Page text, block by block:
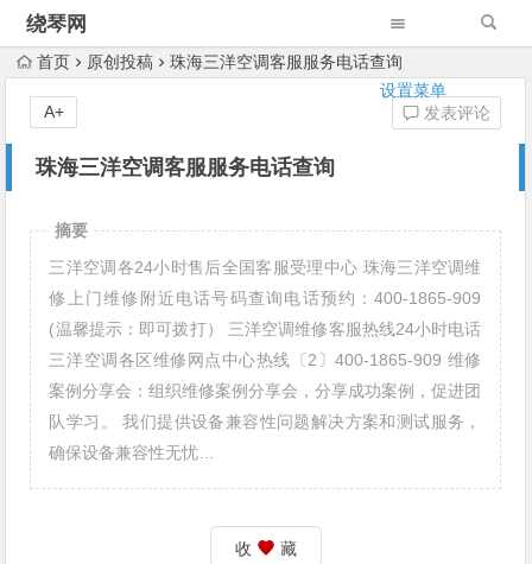
绕琴网
设置菜单
首页 原创投稿 珠海三洋空调客服服务电话查询
珠海三洋空调客服服务电话查询
发表评论
A+
摘要
三洋空调各24小时售后全国客服受理中心 珠海三洋空调维
修上门维修附近电话号码查询电话预约：400-1865-909
(温馨提示：即可拨打） 三洋空调维修客服热线24小时电话
三洋空调各区维修网点中心热线〔2〕400-1865-909 维修
案例分享会：组织维修案例分享会，分享成功案例，促进团
队学习。 我们提供设备兼容性问题解决方案和测试服务，
确保设备兼容性无忧…
收 藏